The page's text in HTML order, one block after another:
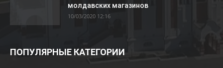
молдавских магазинов
10/03/2020 12:16
ПОПУЛЯРНЫЕ КАТЕГОРИИ